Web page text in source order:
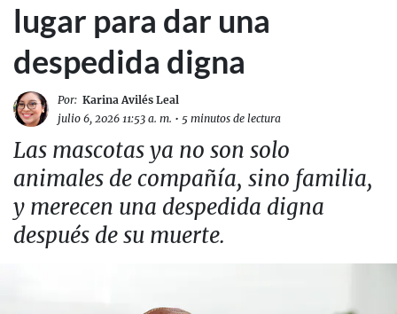
lugar para dar una
despedida digna
Por: Karina Avilés Leal
julio 6, 2026 11:53 a. m. • 5 minutos de lectura
Las mascotas ya no son solo
animales de compañía, sino familia,
y merecen una despedida digna
después de su muerte.